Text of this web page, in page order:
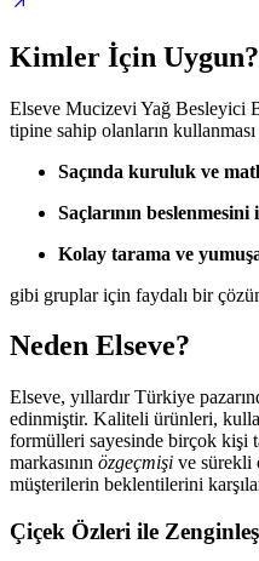
Kimler İçin Uygun?
Elseve Mucizevi Yağ Besleyici
tipine sahip olanların
Saçında kuruluk ve
Saçlarının beslenmesini
Kolay tarama ve
gibi gruplar için faydalı bir
Neden Elseve?
Elseve, yıllardır Türkiye
edinmiştir. Kaliteli ürünleri,
formülleri sayesinde birçok kişi
markasının özgeçmişi ve sürekli
müşterilerin beklentilerini
Çiçek Özleri ile